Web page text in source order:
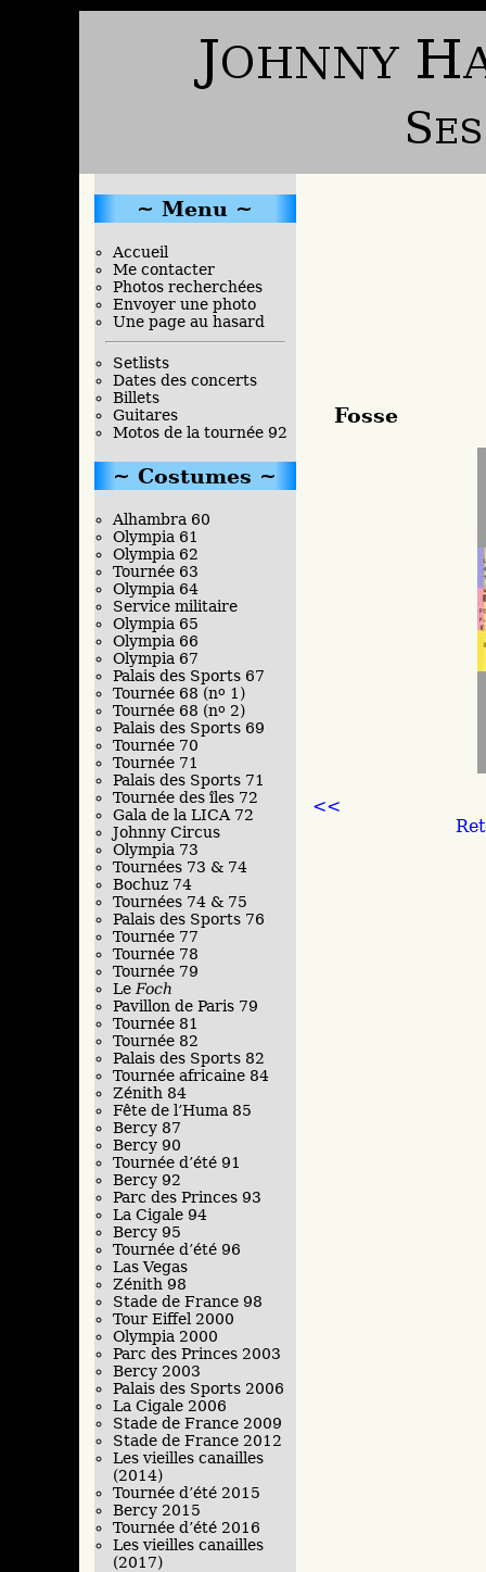
Fosse
<<
Menu
Accueil
Me contacter
Photos recherchées
Envoyer une photo
Une page au hasard
Setlists
Dates des concerts
Billets
Guitares
Motos de la tournée 92
Costumes
Alhambra 60
Olympia 61
Olympia 62
Tournée 63
Olympia 64
Service militaire
Olympia 65
Olympia 66
Olympia 67
Palais des Sports 67
Tournée 68 (no 1)
Tournée 68 (no 2)
Palais des Sports 69
Tournée 70
Tournée 71
Palais des Sports 71
Tournée des îles 72
Gala de la LICA 72
Johnny Circus
Olympia 73
Tournées 73 & 74
Bochuz 74
Tournées 74 & 75
Palais des Sports 76
Tournée 77
Tournée 78
Tournée 79
Le Foch
Pavillon de Paris 79
Tournée 81
Tournée 82
Palais des Sports 82
Tournée africaine 84
Zénith 84
Fête de l’Huma 85
Bercy 87
Bercy 90
Tournée d’été 91
Bercy 92
Parc des Princes 93
La Cigale 94
Bercy 95
Tournée d’été 96
Las Vegas
Zénith 98
Stade de France 98
Tour Eiffel 2000
Olympia 2000
Parc des Princes 2003
Bercy 2003
Palais des Sports 2006
La Cigale 2006
Stade de France 2009
Stade de France 2012
Les vieilles canailles
(2014)
Tournée d’été 2015
Bercy 2015
Tournée d’été 2016
Les vieilles canailles
(2017)